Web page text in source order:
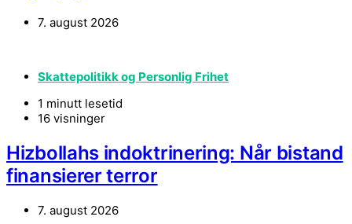
7. august 2026
Skattepolitikk og Personlig Frihet
1 minutt lesetid
16 visninger
Hizbollahs indoktrinering: Når bistand
finansierer terror
7. august 2026